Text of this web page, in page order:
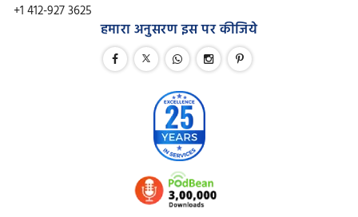
+1 412-927 3625
हमारा अनुसरण इस पर कीजिये